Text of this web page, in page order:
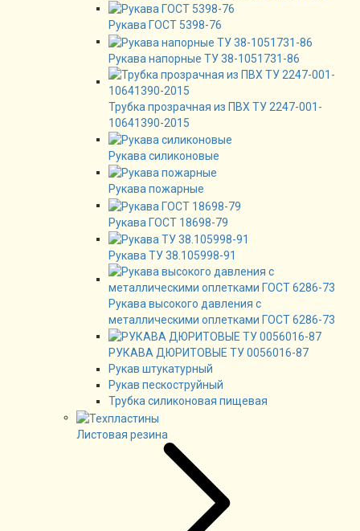
Рукава ГОСТ 5398-76
Рукава напорные ТУ 38-1051731-86
Трубка прозрачная из ПВХ ТУ 2247-001-
10641390-2015
Рукава силиконовые
Рукава пожарные
Рукава ГОСТ 18698-79
Рукава ТУ 38.105998-91
Рукава высокого давления с
металлическими оплетками ГОСТ 6286-73
РУКАВА ДЮРИТОВЫЕ ТУ 0056016-87
Рукав штукатурный
Рукав пескоструйный
Трубка силиконовая пищевая
Листовая резина